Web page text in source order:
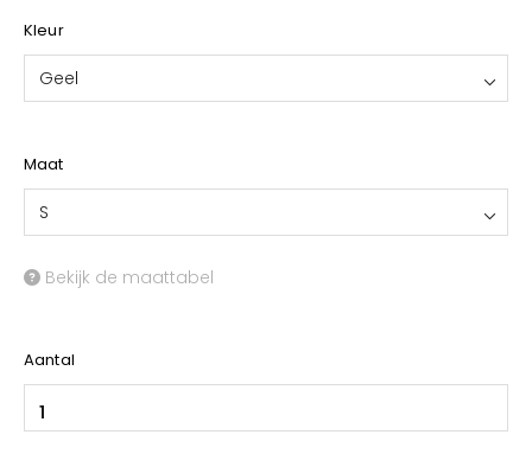
Kleur
Geel
Maat
S
Bekijk de maattabel
Aantal